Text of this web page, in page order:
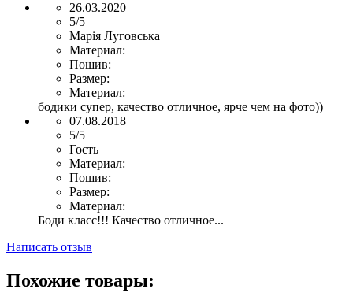
26.03.2020
5/5
Марія Луговська
Материал:
Пошив:
Размер:
Материал:
бодики супер, качество отличное, ярче чем на фото))
07.08.2018
5/5
Гость
Материал:
Пошив:
Размер:
Материал:
Боди класс!!! Качество отличное...
Написать отзыв
Похожие товары: